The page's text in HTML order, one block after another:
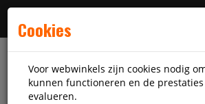
Cookies
Voor webwinkels zijn cookies nodig
kunnen functioneren en de
evalueren.